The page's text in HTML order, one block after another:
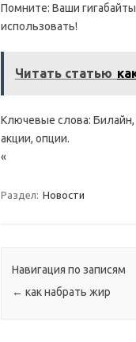
Помните: Ваши
использовать!
Читать статью
Ключевые слова: Билайн,
акции, опции.
«
Раздел: Новости
Навигация по записям
← как набрать жир